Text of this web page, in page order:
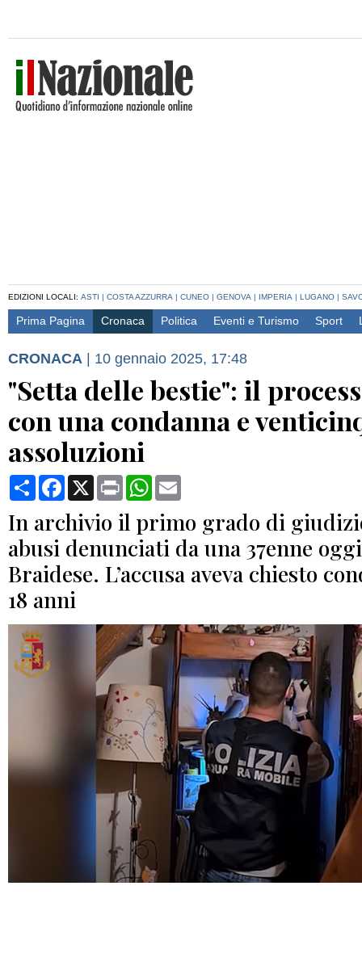
EDIZIONI LOCALI: ASTI | COSTA AZZURRA | CUNEO | GENOVA | IMPERIA | LUGANO |
Prima Pagina Cronaca Politica Eventi e Turismo Sport
CRONACA | 10 gennaio 2025, 17:48
"Setta delle bestie": il
con una condanna e
assoluzioni
CondividiFacebook
X Print WhatsApp
In archivio il primo grado di
abusi denunciati da una 37enne
Braidese. L’accusa aveva chiesto
18 anni